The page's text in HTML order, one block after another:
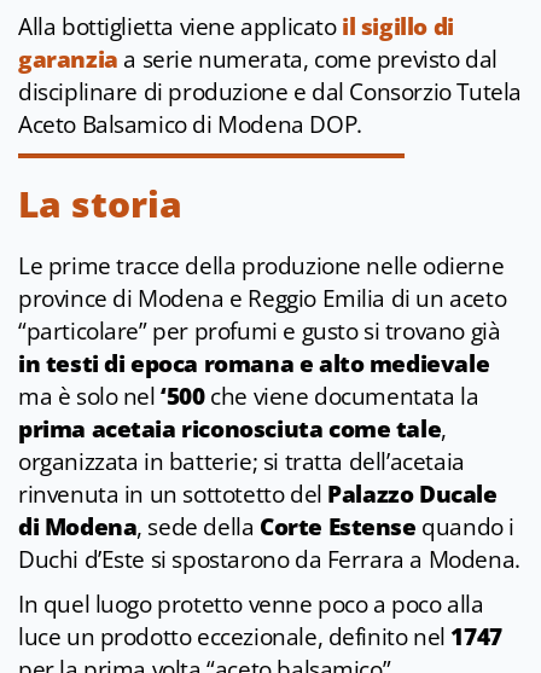
Alla bottiglietta viene applicatoil sigillo di
garanzia a serie numerata, come previsto dal
disciplinare di produzione e dal Consorzio Tutela
Aceto Balsamico di Modena DOP.
La storia
Le prime tracce della produzione nelle odierne
province di Modena e Reggio Emilia di un aceto
“particolare” per profumi e gusto si trovano già
in testi di epoca romana e alto medievale
ma è solo nel‘500che viene documentata la
prima acetaia riconosciuta come tale,
organizzata in batterie; si tratta dell’acetaia
rinvenuta in un sottotetto del Palazzo Ducale
di Modena, sede della Corte Estense quando i
Duchi d’Este si spostarono da Ferrara a Modena.
In quel luogo protetto venne poco a poco alla
luce un prodotto eccezionale, definito nel 1747